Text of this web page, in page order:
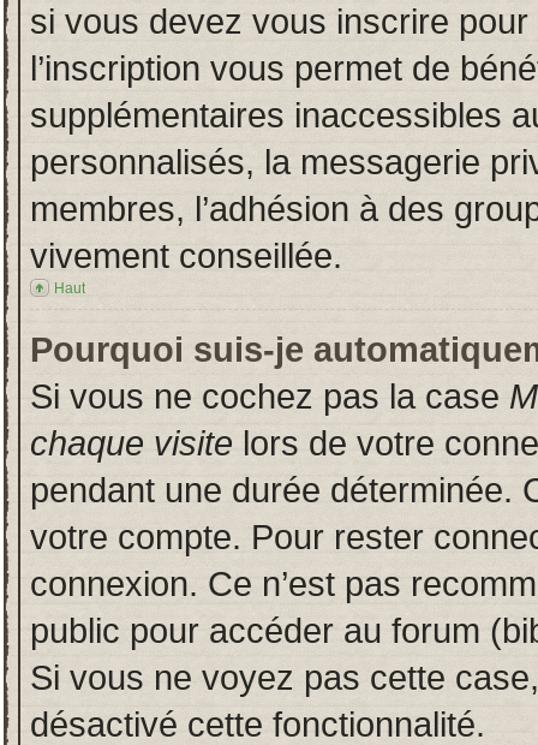
si vous devez vous inscrire
l’inscription vous permet de
supplémentaires inaccessibles
personnalisés, la messagerie
membres, l’adhésion à des
vivement conseillée.
Haut
Pourquoi suis-je
Si vous ne cochez pas la case
chaque visite lors de votre
pendant une durée déterminée.
votre compte. Pour rester
connexion. Ce n’est pas
public pour accéder au forum
Si vous ne voyez pas cette
désactivé cette fonctionnalité.